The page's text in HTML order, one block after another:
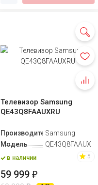
Телевизор Samsung
QE43Q8FAAUXRU
ПроизводительSamsung
Модель
в наличии 5
59 999₽